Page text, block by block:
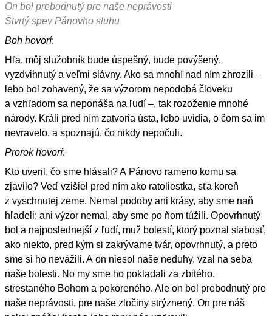
On bol prebodnutý pre naše neprávosti
Štvrtý spev Pánovho sluhu
Boh hovorí:
Hľa, môj služobník bude úspešný, bude povýšený,
vyzdvihnutý a veľmi slávny. Ako sa mnohí nad ním zhrozili –
lebo bol zohavený, že sa výzorom nepodobá človeku
a vzhľadom sa neponáša na ľudí –, tak rozoženie mnohé
národy. Králi pred ním zatvoria ústa, lebo uvidia, o čom sa im
nevravelo, a spoznajú, čo nikdy nepočuli.
Prorok hovorí:
Kto uveril, čo sme hlásali? A Pánovo rameno komu sa
zjavilo? Veď vzišiel pred ním ako ratoliestka, sťa koreň
z vyschnutej zeme. Nemal podoby ani krásy, aby sme naň
hľadeli; ani výzor nemal, aby sme po ňom túžili. Opovrhnutý
bol a najposlednejší z ľudí, muž bolestí, ktorý poznal slabosť,
ako niekto, pred kým si zakrývame tvár, opovrhnutý, a preto
sme si ho nevážili. A on niesol naše neduhy, vzal na seba
naše bolesti. No my sme ho pokladali za zbitého,
strestaného Bohom a pokoreného. Ale on bol prebodnutý pre
naše neprávosti, pre naše zločiny strýznený. On pre náš